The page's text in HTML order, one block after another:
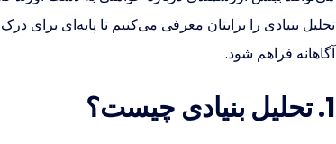
تحلیل بنیادی را برایتان معرفی می‌کنیم تا پایه‌ای برای
آگاهانه فراهم شود.
1. تحلیل بنیادی چیست؟